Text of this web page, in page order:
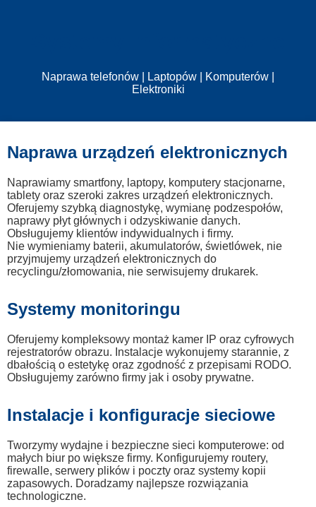
Naprawa telefonów | Laptopów | Komputerów |
Elektroniki
Naprawa urządzeń elektronicznych
Naprawiamy smartfony, laptopy, komputery stacjonarne,
tablety oraz szeroki zakres urządzeń elektronicznych.
Oferujemy szybką diagnostykę, wymianę podzespołów,
naprawy płyt głównych i odzyskiwanie danych.
Obsługujemy klientów indywidualnych i firmy.
Nie wymieniamy baterii, akumulatorów, świetlówek, nie
przyjmujemy urządzeń elektronicznych do
recyclingu/złomowania, nie serwisujemy drukarek.
Systemy monitoringu
Oferujemy kompleksowy montaż kamer IP oraz cyfrowych
rejestratorów obrazu. Instalacje wykonujemy starannie, z
dbałością o estetykę oraz zgodność z przepisami RODO.
Obsługujemy zarówno firmy jak i osoby prywatne.
Instalacje i konfiguracje sieciowe
Tworzymy wydajne i bezpieczne sieci komputerowe: od
małych biur po większe firmy. Konfigurujemy routery,
firewalle, serwery plików i poczty oraz systemy kopii
zapasowych. Doradzamy najlepsze rozwiązania
technologiczne.